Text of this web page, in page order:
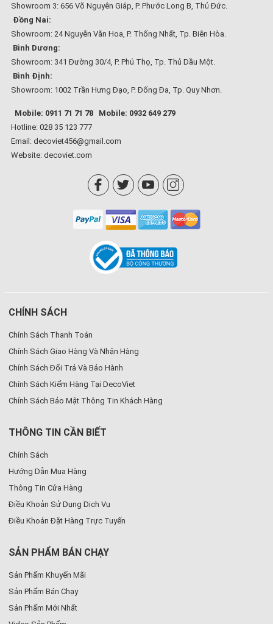
Showroom 3: 656 Võ Nguyên Giáp, P. Phước Long B, Thủ Đức.
Đồng Nai:
Showroom: 24 Nguyễn Văn Hoa, P. Thống Nhất, Tp. Biên Hòa.
Bình Dương:
Showroom: 341 Đường 30/4, P. Phú Thọ, Tp. Thủ Dầu Một.
Bình Định:
Showroom: 1002 Trần Hưng Đạo, P. Đống Đa, Tp. Quy Nhơn.
Mobile: 0911 71 71 78
Mobile: 0932 649 279
Hotline: 028 35 123 777
Email: decoviet456@gmail.com
Website: decoviet.com
CHÍNH SÁCH
Chính Sách Thanh Toán
Chính Sách Giao Hàng Và Nhận Hàng
Chính Sách Đổi Trả Và Bảo Hành
Chính Sách Kiểm Hàng Tại DecoViet
Chính Sách Bảo Mật Thông Tin Khách Hàng
THÔNG TIN CẦN BIẾT
Chính Sách
Hướng Dẫn Mua Hàng
Thông Tin Cửa Hàng
Điều Khoản Sử Dụng Dịch Vụ
Điều Khoản Đặt Hàng Trực Tuyến
SẢN PHẨM BÁN CHẠY
Sản Phẩm Khuyến Mãi
Sản Phẩm Bán Chạy
Sản Phẩm Mới Nhất